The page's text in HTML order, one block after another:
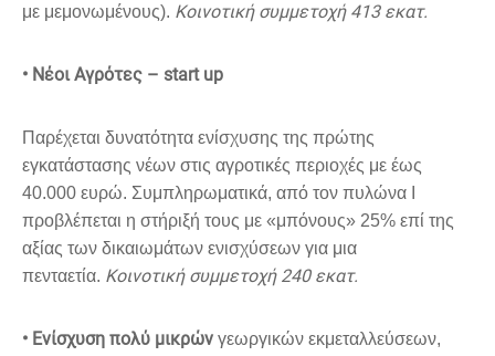
με μεμονωμένους). Κοινοτική συμμετοχή 413 εκατ.
• Νέοι Αγρότες – start up
Παρέχεται δυνατότητα ενίσχυσης της πρώτης
εγκατάστασης νέων στις αγροτικές περιοχές με έως
40.000 ευρώ. Συμπληρωματικά, από τον πυλώνα Ι
προβλέπεται η στήριξή τους με «μπόνους» 25% επί της
αξίας των δικαιωμάτων ενισχύσεων για μια
πενταετία. Κοινοτική συμμετοχή 240 εκατ.
• Ενίσχυση πολύ μικρών γεωργικών εκμεταλλεύσεων,